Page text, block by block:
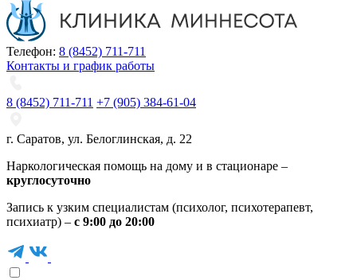
Телефон: 8 (8452) 711-711
Контакты и график работы
8 (8452) 711-711 +7 (905) 384-61-04
г. Саратов, ул. Белоглинская, д. 22
Наркологическая помощь на дому и в стационаре –
круглосуточно
Запись к узким специалистам (психолог, психотерапевт,
психиатр) – с 9:00 до 20:00